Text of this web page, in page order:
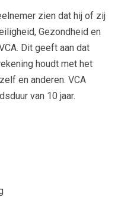
zien dat hij of zij
Gezondheid en
Dit geeft aan dat
houdt met het
en anderen. VCA
van 10 jaar.